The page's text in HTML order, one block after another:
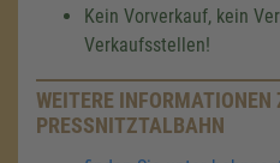
Kein Vorverkauf, kein
Verkaufsstellen!
WEITERE INFORMATIONEN
PRESSNITZTALBAHN